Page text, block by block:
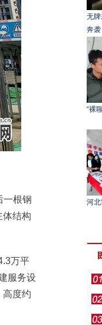
根钢
体结构
万平
服务设
高度约
无
奔袭
“裸
河